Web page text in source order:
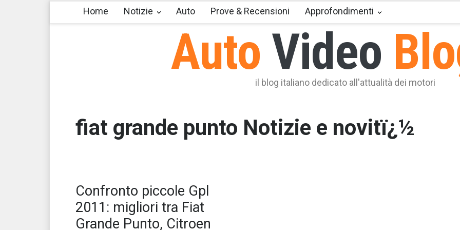
Auto Video
il blog italiano dedicato all'attualità dei motori
Home Notizie Auto Prove & Recensioni Approfondimenti
fiat grande punto Notizie e novitï¿½
Confronto piccole Gpl
2011: migliori tra Fiat
Grande Punto, Citroen